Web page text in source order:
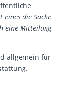
eines die Sache
eine Mitteilung
allgemein für